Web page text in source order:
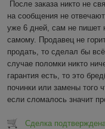
После заказа никто не
на сообщения не
уже 6 дней, сам не пишет
самому. Продавец не
продать, то сделал бы
случае поломки никто
гарантия есть, то это
починки или замены того
если сломалось значит
Сделка